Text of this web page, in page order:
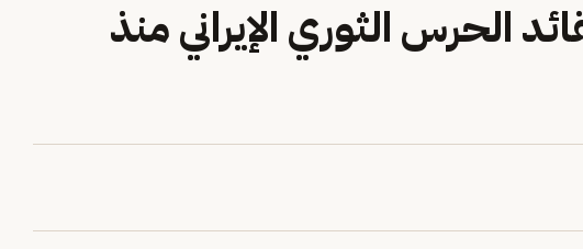
الحرس الثوري الإيراني منذ